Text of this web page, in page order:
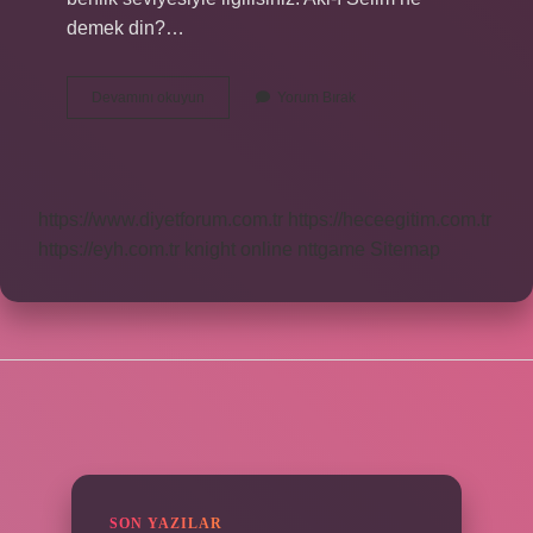
demek din?…
Devamını okuyun
I
Yorum Bırak
https://www.diyetforum.com.tr
https://heceegitim.com.tr
https://eyh.com.tr knight online nttgame Sitemap
SON YAZILAR